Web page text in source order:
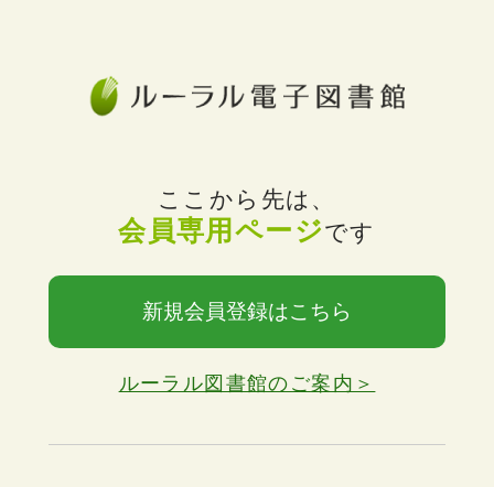
ここから先は、
会員専用ページです
新規会員登録はこちら
ルーラル図書館のご案内＞